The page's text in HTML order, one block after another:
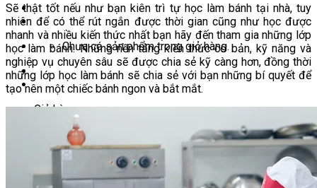
Chưa có sản phẩm trong giỏ hàng.
Giỏ hàng
Chưa có sản phẩm trong giỏ hàng.
Sẽ thật tốt nếu như bạn kiên trì tự học làm bánh tại nhà, tuy
nhiên để có thể rút ngắn được thời gian cũng như học được
nhanh và nhiều kiến thức nhất bạn hãy đến tham gia những lớp
học làm bánh. Những nền tảng kiến thức cơ bản, kỹ năng và
nghiệp vụ chuyên sâu sẽ được chia sẻ kỹ càng hơn, đồng thời
những lớp học làm bánh sẽ chia sẻ với bạn những bí quyết để
tạo nên một chiếc bánh ngon và bắt mắt.